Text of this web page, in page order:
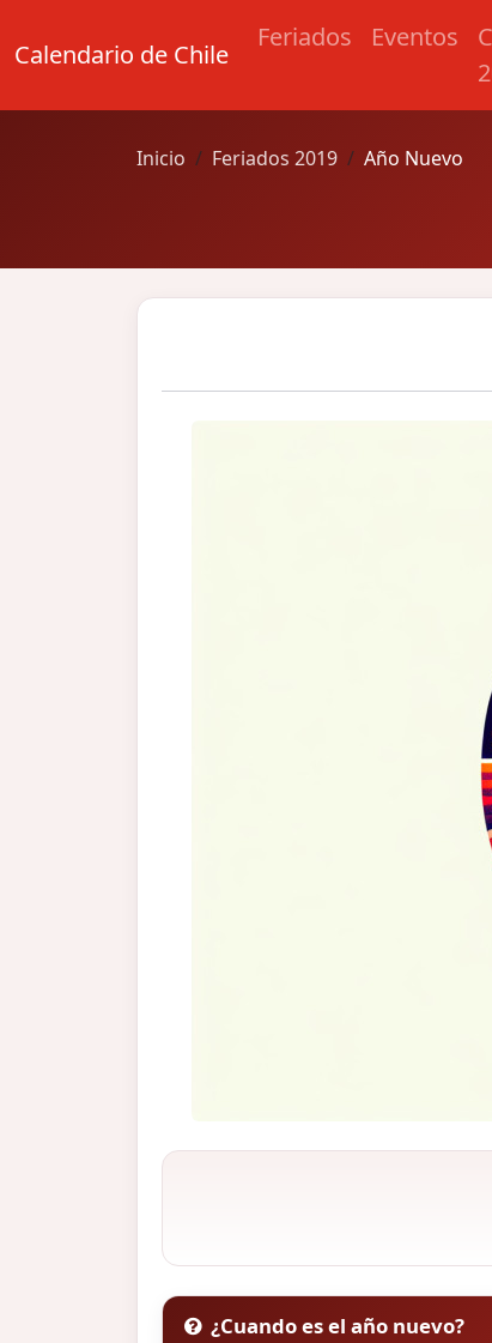
Calendario de Chile
Feriados Eventos
Inicio Feriados 2019 Año Nuevo
¿Cuando es el año nuevo?